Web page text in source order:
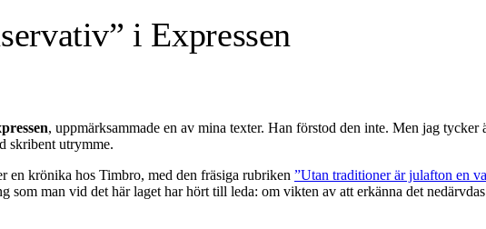
i Expressen
, uppmärksammade en av mina texter. Han förstod den inte. Men jag
skribent utrymme.
en krönika hos Timbro, med den fräsiga rubriken ”Utan traditioner är julafton en
som man vid det här laget har hört till leda: om vikten av att erkänna det